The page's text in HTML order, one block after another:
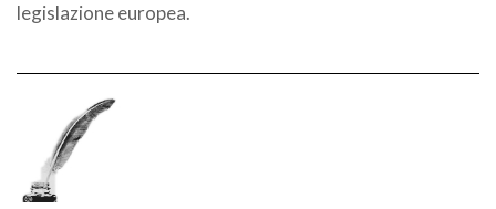
legislazione europea.